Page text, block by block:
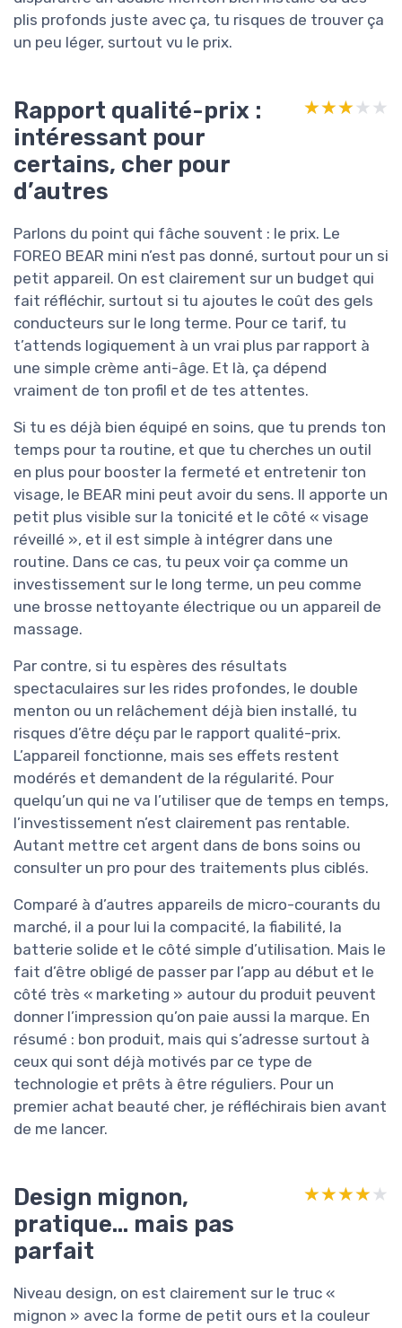
plis profonds juste avec ça, tu risques de trouver ça
un peu léger, surtout vu le prix.
Rapport qualité-prix :
intéressant pour
certains, cher pour
d’autres
★★★★★
★★★★★
Parlons du point qui fâche souvent : le prix. Le
FOREO BEAR mini n’est pas donné, surtout pour un si
petit appareil. On est clairement sur un budget qui
fait réfléchir, surtout si tu ajoutes le coût des gels
conducteurs sur le long terme. Pour ce tarif, tu
t’attends logiquement à un vrai plus par rapport à
une simple crème anti-âge. Et là, ça dépend
vraiment de ton profil et de tes attentes.
Si tu es déjà bien équipé en soins, que tu prends ton
temps pour ta routine, et que tu cherches un outil
en plus pour booster la fermeté et entretenir ton
visage, le BEAR mini peut avoir du sens. Il apporte un
petit plus visible sur la tonicité et le côté « visage
réveillé », et il est simple à intégrer dans une
routine. Dans ce cas, tu peux voir ça comme un
investissement sur le long terme, un peu comme
une brosse nettoyante électrique ou un appareil de
massage.
Par contre, si tu espères des résultats
spectaculaires sur les rides profondes, le double
menton ou un relâchement déjà bien installé, tu
risques d’être déçu par le rapport qualité-prix.
L’appareil fonctionne, mais ses effets restent
modérés et demandent de la régularité. Pour
quelqu’un qui ne va l’utiliser que de temps en temps,
l’investissement n’est clairement pas rentable.
Autant mettre cet argent dans de bons soins ou
consulter un pro pour des traitements plus ciblés.
Comparé à d’autres appareils de micro-courants du
marché, il a pour lui la compacité, la fiabilité, la
batterie solide et le côté simple d’utilisation. Mais le
fait d’être obligé de passer par l’app au début et le
côté très « marketing » autour du produit peuvent
donner l’impression qu’on paie aussi la marque. En
résumé : bon produit, mais qui s’adresse surtout à
ceux qui sont déjà motivés par ce type de
technologie et prêts à être réguliers. Pour un
premier achat beauté cher, je réfléchirais bien avant
de me lancer.
Design mignon,
pratique… mais pas
parfait
★★★★★
★★★★★
Niveau design, on est clairement sur le truc «
mignon » avec la forme de petit ours et la couleur